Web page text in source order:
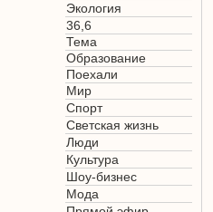
Экология
36,6
Тема
Образование
Поехали
Мир
Спорт
Светская жизнь
Люди
Культура
Шоу-бизнес
Мода